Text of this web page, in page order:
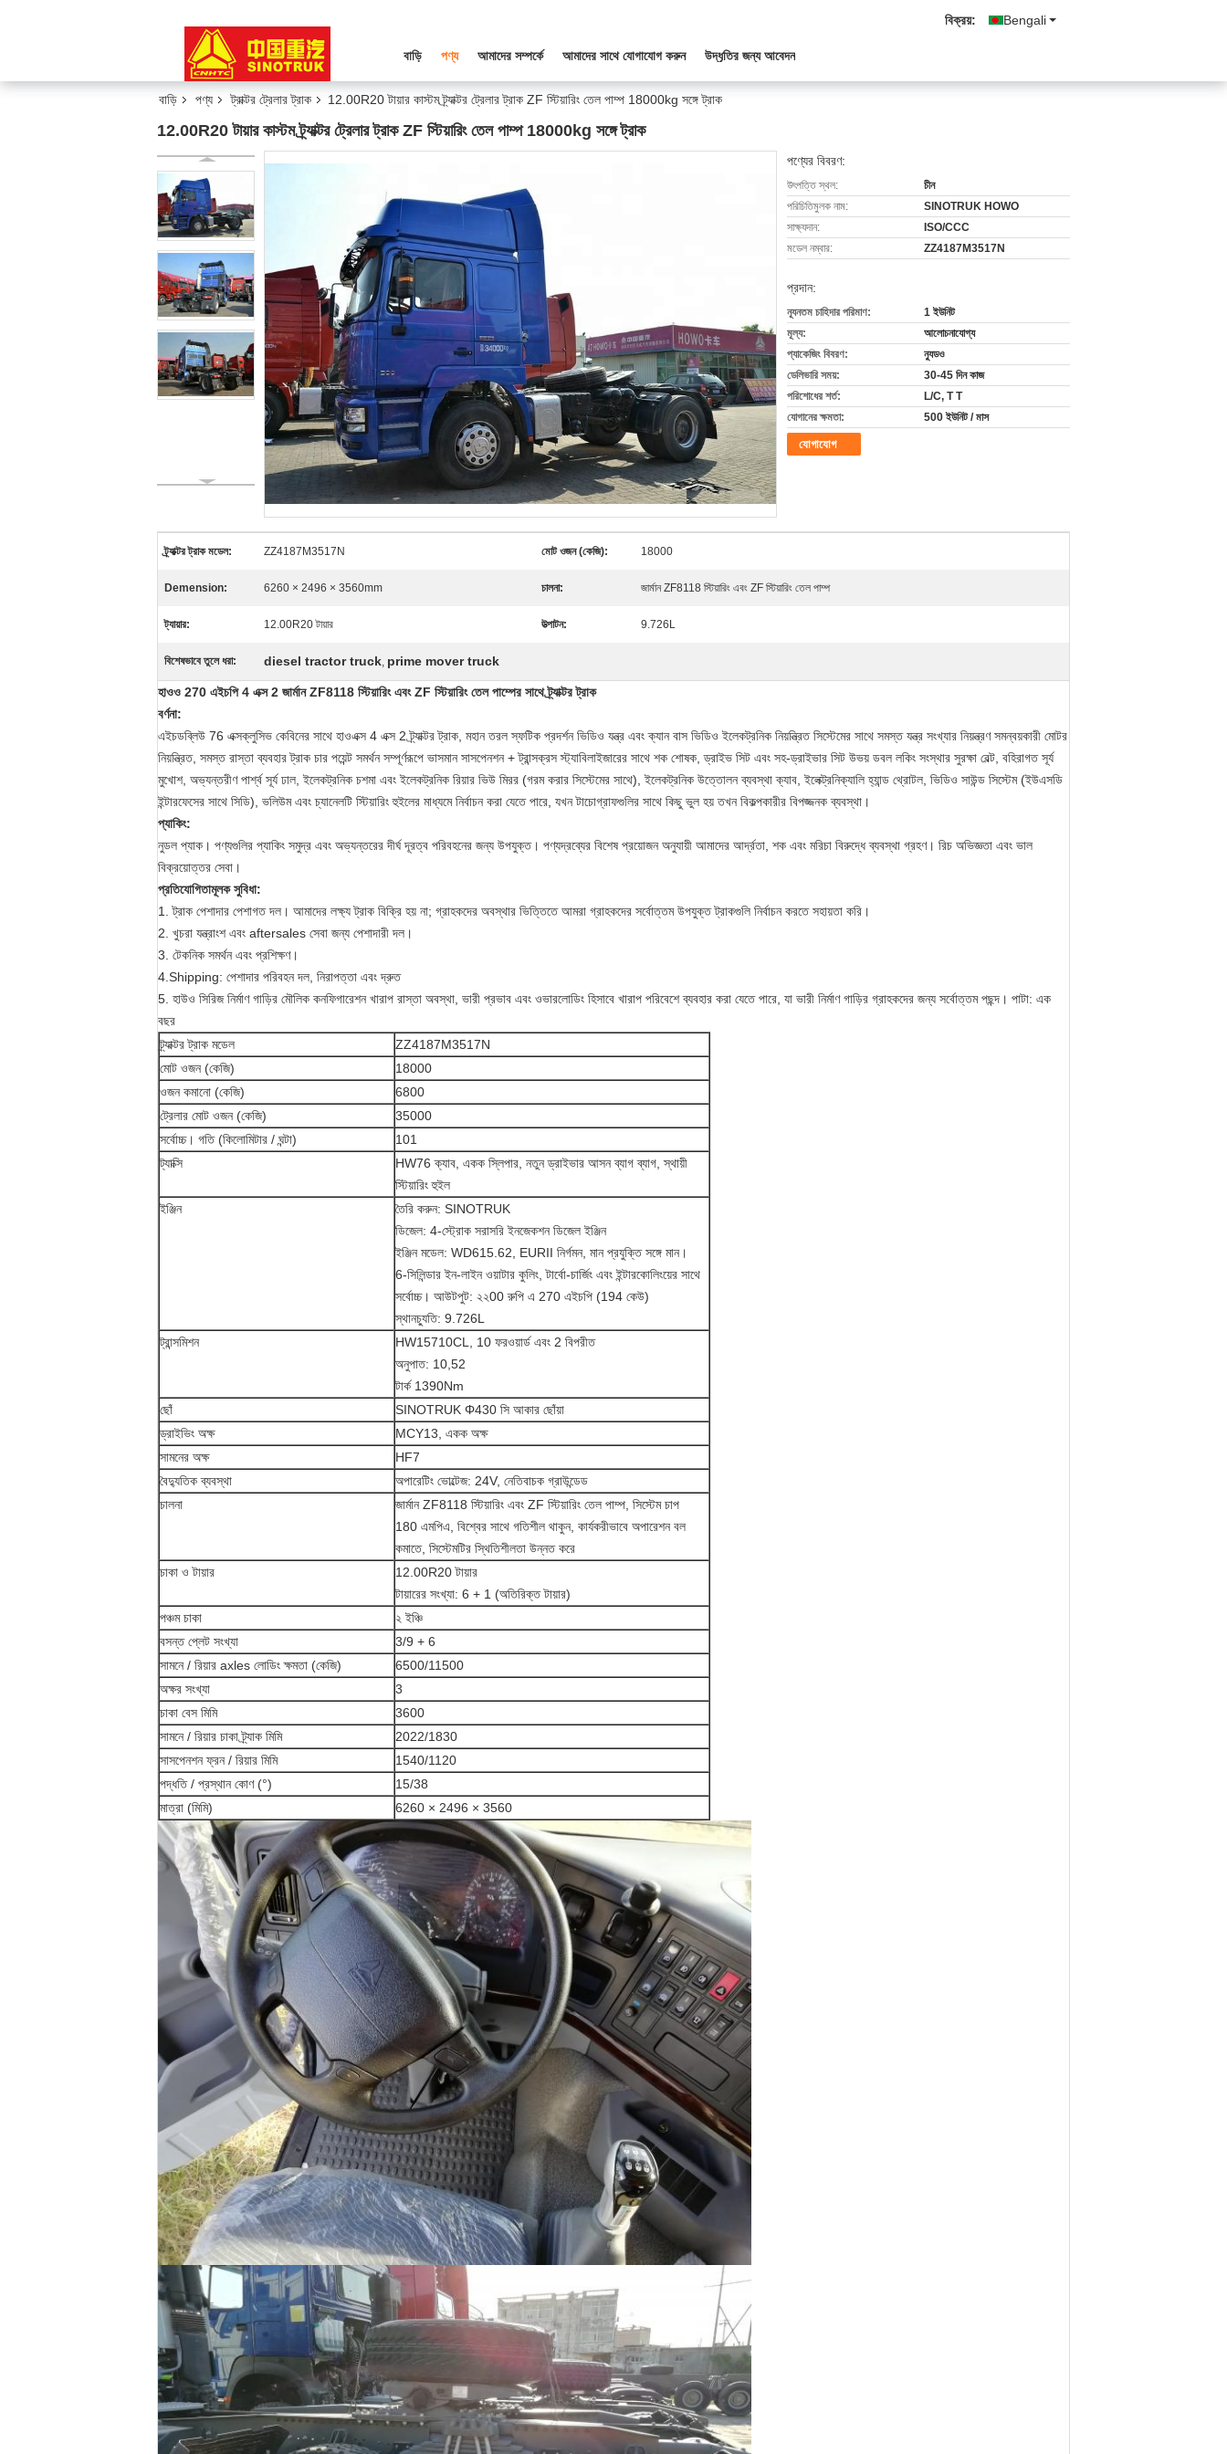
Bengali
বিক্রয়:
বাড়ি পণ্য আমাদের সম্পর্কে আমাদের সাথে যোগাযোগ করুন উদ্ধৃতির জন্য আবেদন
বাড়ি পণ্য ট্রাক্টর ট্রেলার ট্রাক 12.00R20 টায়ার কাস্টম ট্র্যাক্টর ট্রেলার ট্রাক ZF স্টিয়ারিং তেল পাম্প 18000kg সঙ্গে ট্রাক
12.00R20 টায়ার কাস্টম ট্র্যাক্টর ট্রেলার ট্রাক ZF স্টিয়ারিং তেল পাম্প 18000kg সঙ্গে ট্রাক
পণ্যের বিবরণ:
উৎপত্তি স্থল:
চীন
পরিচিতিমুলক নাম:
SINOTRUK HOWO
সাক্ষ্যদান:
ISO/CCC
মডেল নম্বার:
ZZ4187M3517N
প্রদান:
ন্যূনতম চাহিদার পরিমাণ:
1 ইউনিট
মূল্য:
আলোচনাযোগ্য
প্যাকেজিং বিবরণ:
ন্যুডও
ডেলিভারি সময়:
30-45 দিন কাজ
পরিশোধের শর্ত:
L/C, T T
যোগানের ক্ষমতা:
500 ইউনিট / মাস
যোগাযোগ
ট্র্যাক্টর ট্রাক মডেল: ZZ4187M3517N মোট ওজন (কেজি): 18000
Demension: 6260 × 2496 × 3560mm চালনা: জার্মান ZF8118 স্টিয়ারিং এবং ZF স্টিয়ারিং তেল পাম্প
ট্যায়ার: 12.00R20 টায়ার উত্পাটন: 9.726L
বিশেষভাবে তুলে ধরা: diesel tractor truck, prime mover truck
হাওও 270 এইচপি 4 এক্স 2 জার্মান ZF8118 স্টিয়ারিং এবং ZF স্টিয়ারিং তেল পাম্পের সাথে ট্র্যাক্টর ট্রাক
বর্ণনা:
এইচডব্লিউ 76 এক্সক্লুসিভ কেবিনের সাথে হাওএক্স 4 এক্স 2 ট্র্যাক্টর ট্রাক, মহান তরল স্ফটিক প্রদর্শন ভিডিও যন্ত্র এবং ক্যান বাস ভিডিও ইলেকট্রনিক নিয়ন্ত্রিত সিস্টেমের সাথে সমস্ত যন্ত্র সংখ্যার নিয়ন্ত্রণ সমন্বয়কারী মোটর
নিয়ন্ত্রিত, সমস্ত রাস্তা ব্যবহার ট্রাক চার পয়েন্ট সমর্থন সম্পূর্ণরূপে ভাসমান সাসপেনশন + ট্রান্সক্রস স্ট্যাবিলাইজারের সাথে শক শোষক, ড্রাইভ সিট এবং সহ-ড্রাইভার সিট উভয় ডবল লকিং সংস্থার সুরক্ষা বেল্ট, বহিরাগত সূর্য
মুখোশ, অভ্যন্তরীণ পার্শ্ব সূর্য ঢাল, ইলেকট্রনিক চশমা এবং ইলেকট্রনিক রিয়ার ভিউ মিরর (গরম করার সিস্টেমের সাথে), ইলেকট্রনিক উত্তোলন ব্যবস্থা ক্যাব, ইলেক্ট্রনিক্যালি হ্যান্ড থ্রোটল, ভিডিও সাউন্ড সিস্টেম (ইউএসডি
ইন্টারফেসের সাথে সিডি), ভলিউম এবং চ্যানেলটি স্টিয়ারিং হুইলের মাধ্যমে নির্বাচন করা যেতে পারে, যখন টাচোগ্রাফগুলির সাথে কিছু ভুল হয় তখন বিকল্পকারীর বিপজ্জনক ব্যবস্থা।
প্যাকিং:
নুডল প্যাক। পণ্যগুলির প্যাকিং সমুদ্র এবং অভ্যন্তরের দীর্ঘ দূরত্ব পরিবহনের জন্য উপযুক্ত। পণ্যদ্রব্যের বিশেষ প্রয়োজন অনুযায়ী আমাদের আর্দ্রতা, শক এবং মরিচা বিরুদ্ধে ব্যবস্থা গ্রহণ। রিচ অভিজ্ঞতা এবং ভাল
বিক্রয়োত্তর সেবা।
প্রতিযোগিতামূলক সুবিধা:
1. ট্রাক পেশাদার পেশাগত দল। আমাদের লক্ষ্য ট্রাক বিক্রি হয় না; গ্রাহকদের অবস্থার ভিত্তিতে আমরা গ্রাহকদের সর্বোত্তম উপযুক্ত ট্রাকগুলি নির্বাচন করতে সহায়তা করি।
2. খুচরা যন্ত্রাংশ এবং aftersales সেবা জন্য পেশাদারী দল।
3. টেকনিক সমর্থন এবং প্রশিক্ষণ।
4.Shipping: পেশাদার পরিবহন দল, নিরাপত্তা এবং দ্রুত
5. হাউও সিরিজ নির্মাণ গাড়ির মৌলিক কনফিগারেশন খারাপ রাস্তা অবস্থা, ভারী প্রভাব এবং ওভারলোডিং হিসাবে খারাপ পরিবেশে ব্যবহার করা যেতে পারে, যা ভারী নির্মাণ গাড়ির গ্রাহকদের জন্য সর্বোত্তম পছন্দ। পাটা: এক
বছর
ট্র্যাক্টর ট্রাক মডেল
ZZ4187M3517N
মোট ওজন (কেজি)
18000
ওজন কমানো (কেজি)
6800
ট্রেলার মোট ওজন (কেজি)
35000
সর্বোচ্চ। গতি (কিলোমিটার / ঘন্টা)
101
ট্যাক্সি
HW76 ক্যাব, একক স্লিপার, নতুন ড্রাইভার আসন ব্যাগ ব্যাগ, স্থায়ী
স্টিয়ারিং হুইল
ইঞ্জিন
তৈরি করুন: SINOTRUK
ডিজেল: 4-স্ট্রোক সরাসরি ইনজেকশন ডিজেল ইঞ্জিন
ইঞ্জিন মডেল: WD615.62, EURII নির্গমন, মান প্রযুক্তি সঙ্গে মান।
6-সিলিন্ডার ইন-লাইন ওয়াটার কুলিং, টার্বো-চার্জিং এবং ইন্টারকোলিংয়ের সাথে
সর্বোচ্চ। আউটপুট: ২২00 রুপি এ 270 এইচপি (194 কেউ)
স্থানচ্যুতি: 9.726L
ট্রান্সমিশন
HW15710CL, 10 ফরওয়ার্ড এবং 2 বিপরীত
অনুপাত: 10,52
টার্ক 1390Nm
ছোঁ
SINOTRUK Φ430 সি আকার ছোঁয়া
ড্রাইভিং অক্ষ
MCY13, একক অক্ষ
সামনের অক্ষ
HF7
বৈদ্যুতিক ব্যবস্থা
অপারেটিং ভোল্টেজ: 24V, নেতিবাচক গ্রাউন্ডেড
চালনা
জার্মান ZF8118 স্টিয়ারিং এবং ZF স্টিয়ারিং তেল পাম্প, সিস্টেম চাপ
180 এমপিএ, বিশ্বের সাথে গতিশীল থাকুন, কার্যকরীভাবে অপারেশন বল
কমাতে, সিস্টেমটির স্থিতিশীলতা উন্নত করে
চাকা ও টায়ার
12.00R20 টায়ার
টায়ারের সংখ্যা: 6 + 1 (অতিরিক্ত টায়ার)
পঞ্চম চাকা
২ ইঞ্চি
বসন্ত প্লেট সংখ্যা
3/9 + 6
সামনে / রিয়ার axles লোডিং ক্ষমতা (কেজি)
6500/11500
অক্ষর সংখ্যা
3
চাকা বেস মিমি
3600
সামনে / রিয়ার চাকা ট্র্যাক মিমি
2022/1830
সাসপেনশন ফ্রন / রিয়ার মিমি
1540/1120
পদ্ধতি / প্রস্থান কোণ (°)
15/38
মাত্রা (মিমি)
6260 × 2496 × 3560